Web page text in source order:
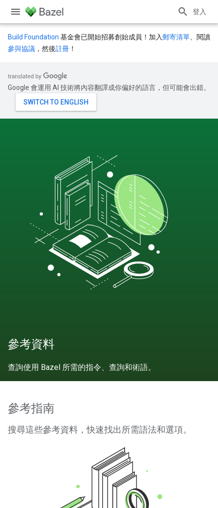
登入
Build Foundation 基金會已開始招募創始成員！加入郵寄清單 、閱讀
參與協議 ，然後註冊 ！
Google 會運用 AI 技術將內容翻譯成你偏好的語言，但可能會出錯。
參考資料
查詢使用 Bazel 所需的指令、查詢和術語。
參考指南
搜尋這些參考資料，快速找出所需語法和選項。